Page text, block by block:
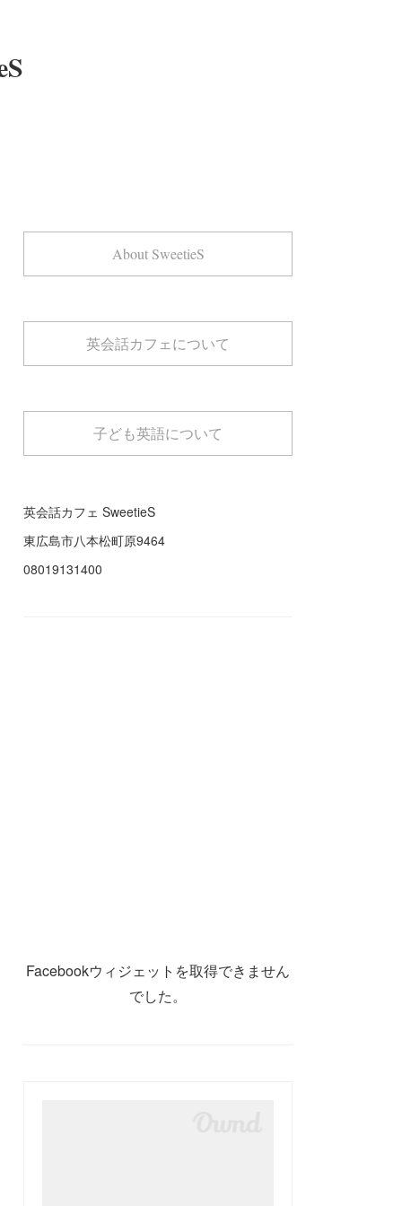
About SweetieS
英会話カフェについて
子ども英語について
英会話カフェ SweetieS
東広島市八本松町原9464
08019131400
Facebookウィジェットを取得できません
でした。